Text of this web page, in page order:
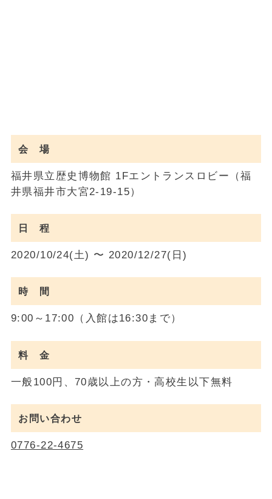
会 場
福井県立歴史博物館 1Fエントランスロビー（福
井県福井市大宮2-19-15）
日 程
2020/10/24(土) 〜 2020/12/27(日)
時 間
9:00～17:00（入館は16:30まで）
料 金
一般100円、70歳以上の方・高校生以下無料
お問い合わせ
0776-22-4675